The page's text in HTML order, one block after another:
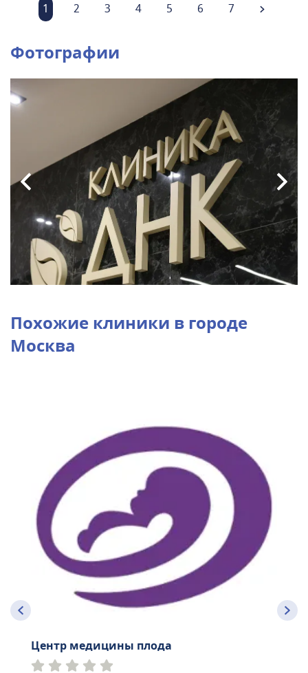
1 2 3 4 5 6 7
Фотографии
Похожие клиники в городе
Москва
Центр медицины плода